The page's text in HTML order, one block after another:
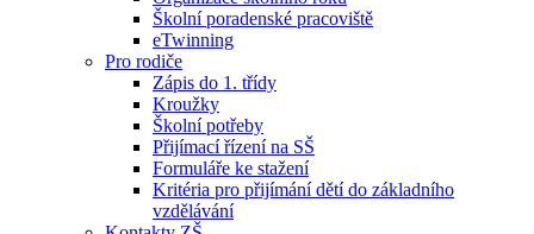
Školní poradenské pracoviště
eTwinning
Pro rodiče
Zápis do 1. třídy
Kroužky
Školní potřeby
Přijímací řízení na SŠ
Formuláře ke stažení
Kritéria pro přijímání dětí do základního
vzdělávání